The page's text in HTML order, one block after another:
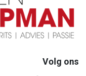
Volg ons